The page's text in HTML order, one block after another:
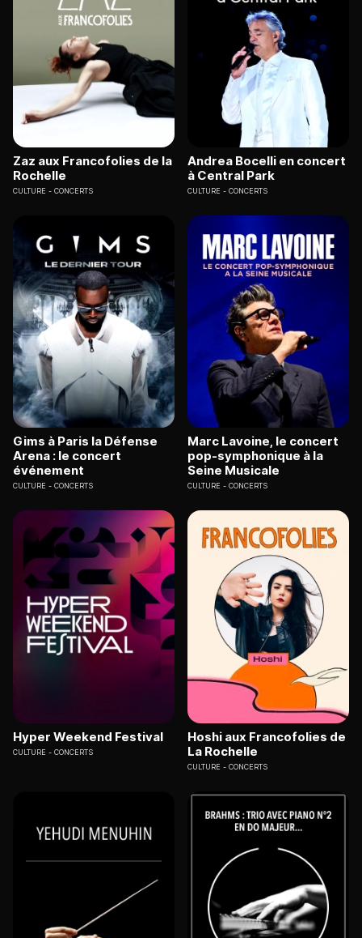
Zaz aux Francofolies de la
Rochelle
CULTURE CONCERTS
Andrea Bocelli en concert
à Central Park
CULTURE CONCERTS
Gims à Paris la Défense
Arena : le concert
événement
CULTURE CONCERTS
Marc Lavoine, le concert
pop-symphonique à la
Seine Musicale
CULTURE CONCERTS
Hyper Weekend Festival
CULTURE CONCERTS
Hoshi aux Francofolies de
La Rochelle
CULTURE CONCERTS